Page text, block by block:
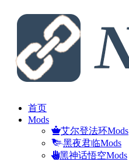
首页
Mods
艾尔登法环Mods
黑夜君临Mods
黑神话悟空Mods